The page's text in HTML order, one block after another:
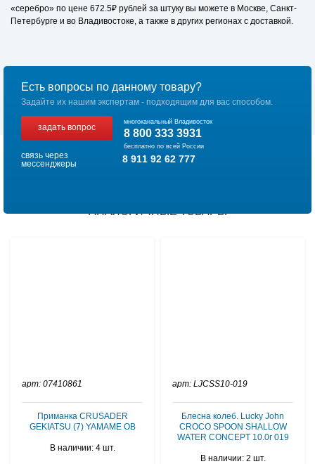
«серебро» по цене 672.5₽ рублей за штуку вы можете в Москве, Санкт-
Петербурге и во Владивостоке, а также в других регионах с доставкой.
Есть вопросы по данному товару?
Задайте их нашим экспертам - подходящим для вас способом.
задать вопрос
многоканальный Владивосток
8 800 333 3931
бесплатно по всей России
связь через
мессенджеры
8 911 92 62 777
АНАЛОГИЧНЫЕ ТОВАРЫ
арт: 07410861
Приманка CRUSADER
GEKIATSU (7) YAMAME OB
В наличии: 4 шт.
арт: LJCSS10-019
Блесна колеб. Lucky John
CROCO SPOON SHALLOW
WATER CONCEPT 10.0г 019
В наличии: 2 шт.